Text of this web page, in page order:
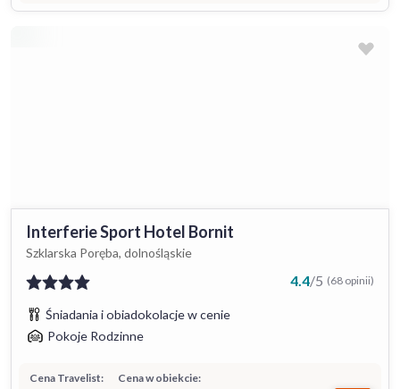
Interferie Sport Hotel Bornit
Szklarska Poręba, dolnośląskie
4.4/5 (68 opinii)
Śniadania i obiadokolacje w cenie
Pokoje Rodzinne
Cena w obiekcie:
Cena Travelist: